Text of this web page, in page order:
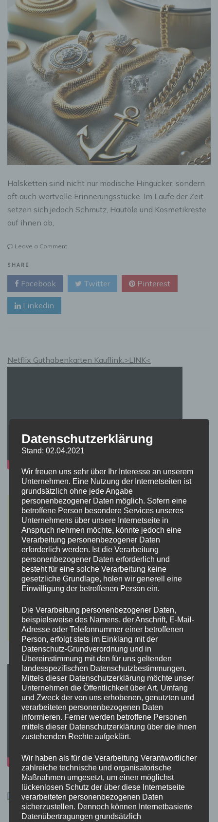
Halsketten sind nicht nur modische Hingucker, sondern
oft auch wertvolle Erinnerungsstücke. Im Laufe der Zeit
setzen sich jedoch Schmutz, Hautöle und Kosmetikreste
auf ihnen ab,
Leave a Commenton
säubern:
strahlen
SHARE
Facebook Twitter Pinterest
Linkedin
Netflix Guthabenkarten Kauflink.>LINK<
Datenschutzerklärung
Stand: 02.04.2021
Wir freuen uns sehr über Ihr Interesse an unserem
Unternehmen. Eine Nutzung der Internetseiten ist
grundsätzlich ohne jede Angabe
personenbezogener Daten möglich. Sofern eine
betroffene Person besondere Services unseres
Unternehmens über unsere Internetseite in
Anspruch nehmen möchte, könnte jedoch eine
Verarbeitung personenbezogener Daten
erforderlich werden. Ist die Verarbeitung
personenbezogener Daten erforderlich und
besteht für eine solche Verarbeitung keine
gesetzliche Grundlage, holen wir generell eine
Einwilligung der betroffenen Person ein.
Die Verarbeitung personenbezogener Daten,
beispielsweise des Namens, der Anschrift, E-Mail-
Adresse oder Telefonnummer einer betroffenen
Person, erfolgt stets im Einklang mit der
Datenschutz-Grundverordnung und in
Übereinstimmung mit den für uns geltenden
landesspezifischen Datenschutzbestimmungen.
Mittels dieser Datenschutzerklärung möchte unser
Unternehmen die Öffentlichkeit über Art, Umfang
und Zweck der von uns erhobenen, genutzten und
verarbeiteten personenbezogenen Daten
informieren. Ferner werden betroffene Personen
mittels dieser Datenschutzerklärung über die ihnen
zustehenden Rechte aufgeklärt.
Wir haben als für die Verarbeitung Verantwortlicher
zahlreiche technische und organisatorische
Maßnahmen umgesetzt, um einen möglichst
lückenlosen Schutz der über diese Internetseite
verarbeiteten personenbezogenen Daten
sicherzustellen. Dennoch können Internetbasierte
Datenübertragungen grundsätzlich